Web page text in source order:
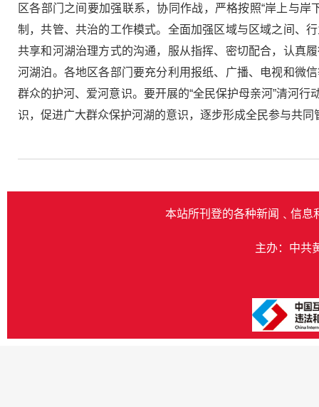
区各部门之间要加强联系，协同作战，严格按照“岸上与
制，共管、共治的工作模式。全面加强区域与区域之间、
共享和河湖治理方式的沟通，服从指挥、密切配合，认真
河湖泊。各地区各部门要充分利用报纸、广播、电视和微
群众的护河、爱河意识。要开展的“全民保护母亲河”清河
识，促进广大群众保护河湖的意识，逐步形成全民参与共同
本站所刊登的各种新闻﹑信息
主办：中共